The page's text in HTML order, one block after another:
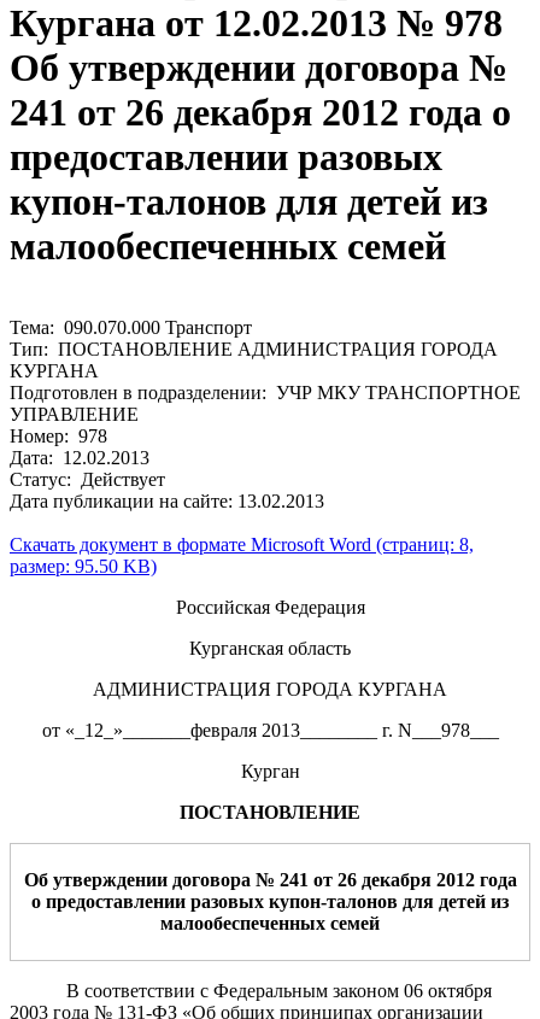
Кургана от 12.02.2013 № 978
Об утверждении договора №
241 от 26 декабря 2012 года о
предоставлении разовых
купон-талонов для детей из
малообеспеченных семей
Тема: 090.070.000 Транспорт
Тип: ПОСТАНОВЛЕНИЕ АДМИНИСТРАЦИЯ ГОРОДА
КУРГАНА
Подготовлен в подразделении: УЧР МКУ ТРАНСПОРТНОЕ
УПРАВЛЕНИЕ
Номер: 978
Дата: 12.02.2013
Статус: Действует
Дата публикации на сайте: 13.02.2013
Скачать документ в формате Microsoft Word (страниц: 8,
размер: 95.50 KB)
Российская Федерация
Курганская область
АДМИНИСТРАЦИЯ ГОРОДА КУРГАНА
от «_12_»_______февраля 2013________ г. N___978___
Курган
ПОСТАНОВЛЕНИЕ
Об утверждении договора № 241 от 26 декабря 2012года
о предоставлении разовых купон-талонов для детей из
малообеспеченных семей
В соответствии с Федеральным законом 06 октября
2003 года № 131-ФЗ «Об общих принципах организации